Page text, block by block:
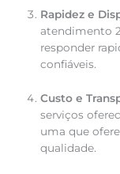
Rapidez e
atendimento
responder
confiáveis.
Custo e
serviços
uma que
qualidade.